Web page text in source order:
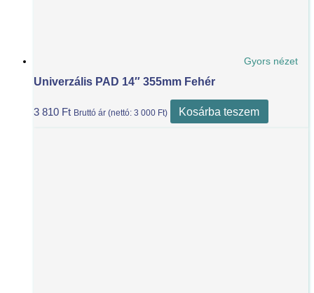
Gyors nézet
Univerzális PAD 14″ 355mm Fehér
3 810 Ft Bruttó ár (nettó: 3 000 Ft) Kosárba teszem